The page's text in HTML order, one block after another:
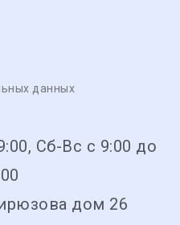
данных
Сб-Вс с 9:00 до
дом 26